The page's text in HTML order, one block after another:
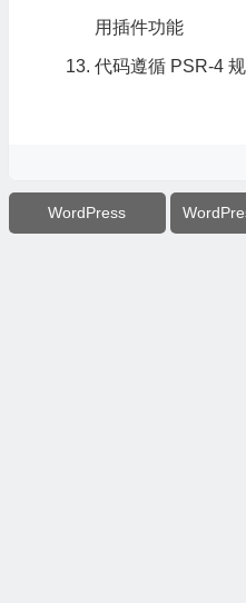
用插件功能
代码遵循 PSR-4
WordPress